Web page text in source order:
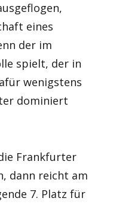
eines
der im
spielt, der in
wenigstens
dominiert
Frankfurter
dann reicht am
7. Platz für